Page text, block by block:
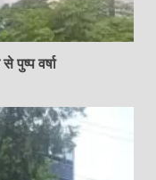
पुष्प वर्षा